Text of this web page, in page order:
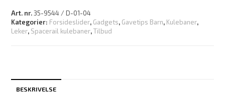
Art. nr.35-9544 / D-01-04
Kategorier: Forsideslider, Gadgets, Gavetips Barn, Kulebaner,
Leker, Spacerail kulebaner,Tilbud
BESKRIVELSE